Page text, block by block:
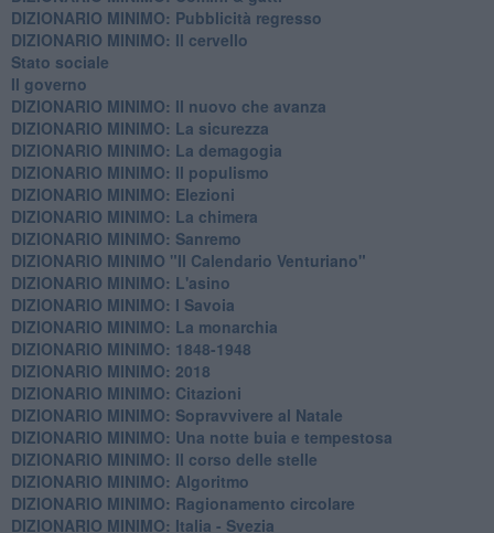
DIZIONARIO MINIMO: ​Pubblicità regresso
DIZIONARIO MINIMO: Il cervello
Stato sociale
Il governo
DIZIONARIO MINIMO: Il nuovo che avanza
DIZIONARIO MINIMO: La sicurezza
DIZIONARIO MINIMO: La demagogia
DIZIONARIO MINIMO: Il populismo
DIZIONARIO MINIMO: Elezioni
DIZIONARIO MINIMO: La chimera
DIZIONARIO MINIMO: Sanremo
DIZIONARIO MINIMO "Il Calendario Venturiano"
DIZIONARIO MINIMO: L'asino
DIZIONARIO MINIMO: I Savoia
DIZIONARIO MINIMO: La monarchia
DIZIONARIO MINIMO: 1848-1948
DIZIONARIO MINIMO: 2018
DIZIONARIO MINIMO: Citazioni
DIZIONARIO MINIMO: ​Sopravvivere al Natale
DIZIONARIO MINIMO: ​Una notte buia e tempestosa
DIZIONARIO MINIMO: Il corso delle stelle
DIZIONARIO MINIMO: Algoritmo
DIZIONARIO MINIMO: Ragionamento circolare
DIZIONARIO MINIMO: Italia - Svezia